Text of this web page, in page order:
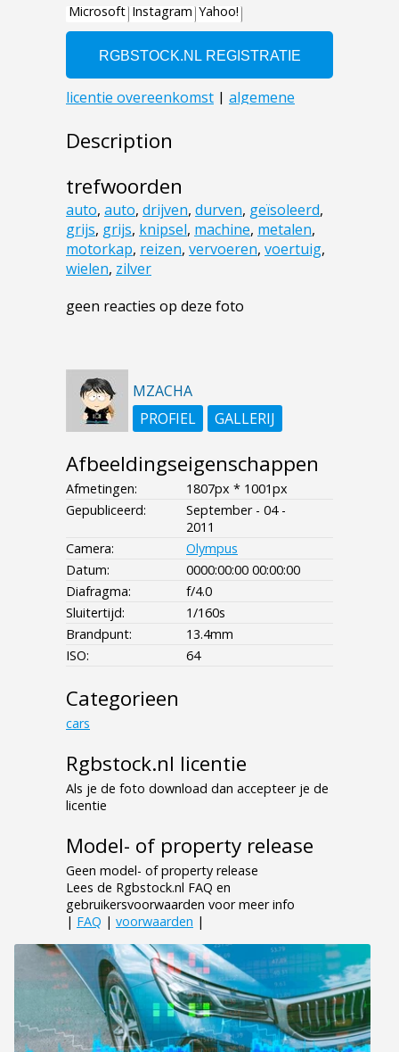
Description
trefwoorden
auto, auto, drijven, durven, geïsoleerd,
grijs, grijs, knipsel, machine, metalen,
motorkap, reizen, vervoeren, voertuig,
wielen, zilver
geen reacties op deze foto
MZACHA
PROFIEL
GALLERIJ
Afbeeldingseigenschappen
Afmetingen:
1807px * 1001px
Gepubliceerd:
September - 04 -
2011
Camera:
Olympus
Datum:
0000:00:00 00:00:00
Diafragma:
f/4.0
Sluitertijd:
1/160s
Brandpunt:
13.4mm
ISO:
64
Categorieen
cars
Rgbstock.nl licentie
Als je de foto download dan accepteer je de
licentie
Model- of property release
Geen model- of property release
Lees de Rgbstock.nl FAQ en
gebruikersvoorwaarden voor meer info
| FAQ | voorwaarden |